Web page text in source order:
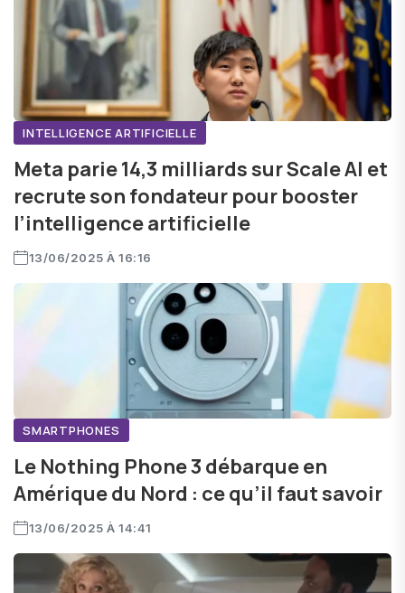
INTELLIGENCE ARTIFICIELLE
Meta parie 14,3 milliards sur Scale AI et
recrute son fondateur pour booster
l’intelligence artificielle
13/06/2025 À 16:16
SMARTPHONES
Le Nothing Phone 3 débarque en
Amérique du Nord : ce qu’il faut savoir
13/06/2025 À 14:41